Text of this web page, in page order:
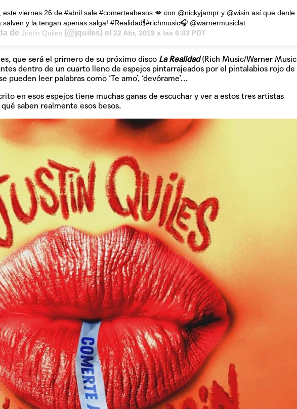
viernes 26 de #abril sale #comerteabesos 💋 con @nickyjampr y @wisin así que denle
y la tengan apenas salga! #Realidad🕴#richmusic🎧 @warnermusiclat
de Justin Quiles (@jquiles) el 22 Abr, 2019 a las 6:03 PDT
que será el primero de su próximo discoLa Realidad(Rich Music/Warner Music
dentro de un cuarto lleno de espejos pintarrajeados por el pintalabios rojo de
pueden leer palabras como ‘Te amo’, ‘devórame’…
en esos espejos tiene muchas ganas de escuchar y ver a estos tres artistas
saben realmente esos besos.